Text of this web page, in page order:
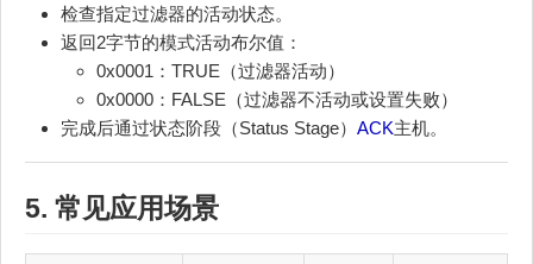
检查指定过滤器的活动状态。
返回2字节的模式活动布尔值：
0x0001：TRUE（过滤器活动）
0x0000：FALSE（过滤器不活动或设置失败）
完成后通过状态阶段（Status Stage） ACK主机。
5. 常见应用场景